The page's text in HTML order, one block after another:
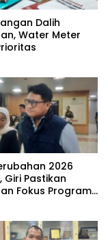
Dalih
Water Meter
2026
Giri Pastikan
Fokus Program